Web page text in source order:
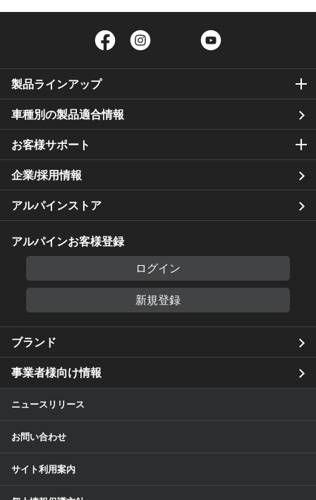
Facebook Twitter
製品ラインアップ
車種別の製品適合情報
お客様サポート
企業/採用情報
アルパインストア
アルパインお客様登録
ログイン
新規登録
ブランド
事業者様向け情報
ニュースリリース
お問い合わせ
サイト利用案内